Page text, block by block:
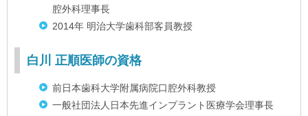
腔外科理事長
2014年 明治大学歯科部客員教授
白川 正順医師の資格
前日本歯科大学附属病院口腔外科教授
一般社団法人日本先進インプラント医療学会理事長